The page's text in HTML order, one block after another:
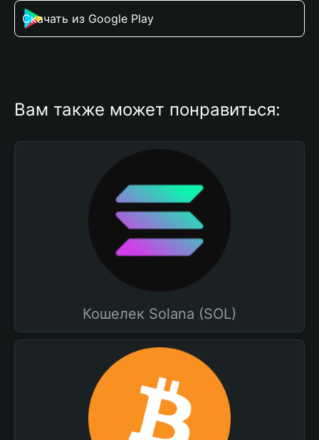
Скачать из Google Play
Вам также может понравиться:
Кошелек Solana (SOL)